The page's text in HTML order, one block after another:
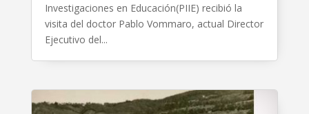
Investigaciones en Educación(PIIE) recibió la
visita del doctor Pablo Vommaro, actual Director
Ejecutivo del...